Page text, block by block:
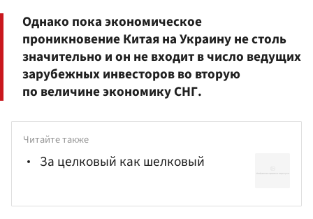
Однако пока экономическое
проникновение Китая на Украину не столь
значительно и он не входит в число ведущих
зарубежных инвесторов во вторую
по величине экономику СНГ.
Читайте также
За целковый как шелковый